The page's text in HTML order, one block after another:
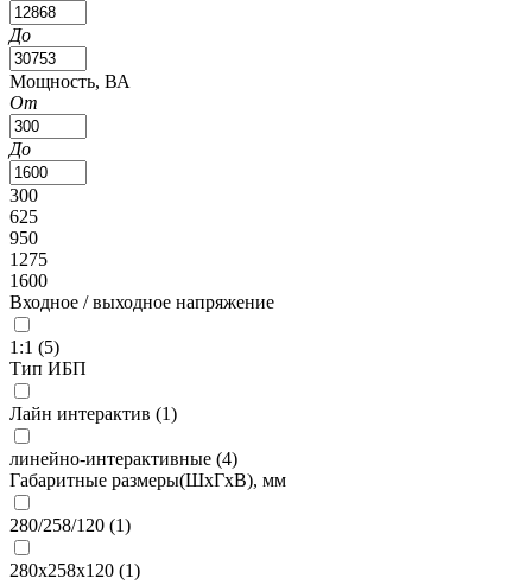
До
Мощность, ВА
От
До
300
625
950
1275
1600
Входное / выходное напряжение
1:1 (5)
Тип ИБП
Лайн интерактив (1)
линейно-интерактивные (4)
Габаритные размеры(ШxГxВ), мм
280/258/120 (1)
280х258х120 (1)